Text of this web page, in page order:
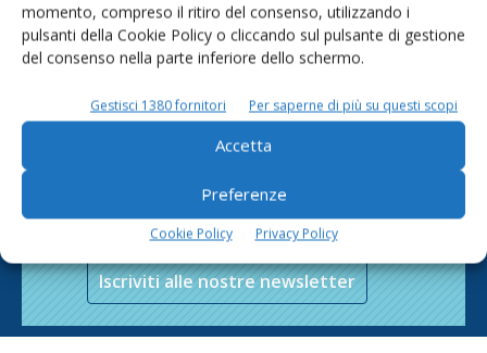
momento, compreso il ritiro del consenso, utilizzando i
pulsanti della Cookie Policy o cliccando sul pulsante di gestione
del consenso nella parte inferiore dello schermo.
Gestisci 1380 fornitori Per saperne di più su questi scopi
Accetta
Preferenze
Cookie Policy Privacy Policy
dell’agricoltura
Iscriviti alle nostre newsletter